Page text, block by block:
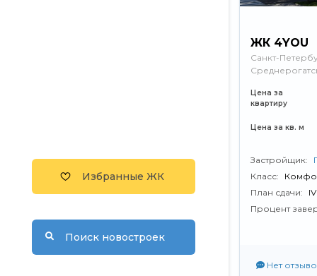
Избранные ЖК
Поиск новостроек
ЖК 4YOU
Санкт-
Цена за
квартиру
Цена за кв. м
Застройщик:
Класс:
План сдачи:
Процент
Нет